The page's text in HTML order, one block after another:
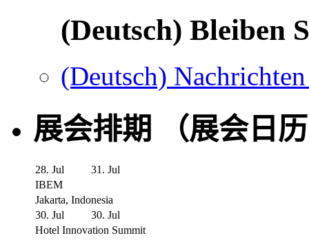
(Deutsch) Bleiben
(Deutsch)
展会排期 （展会日
28. Jul
31. Jul
IBEM
Jakarta, Indonesia
30. Jul
30. Jul
Hotel Innovation Summit